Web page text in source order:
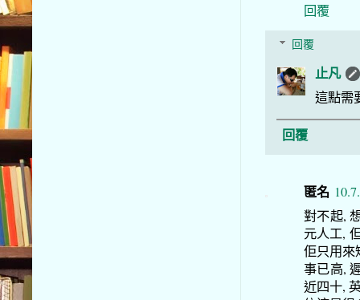
回覆
回覆
止凡
這點需
回覆
匿名
對不起,
元人工,
佢只用來
事已高,
近四十,